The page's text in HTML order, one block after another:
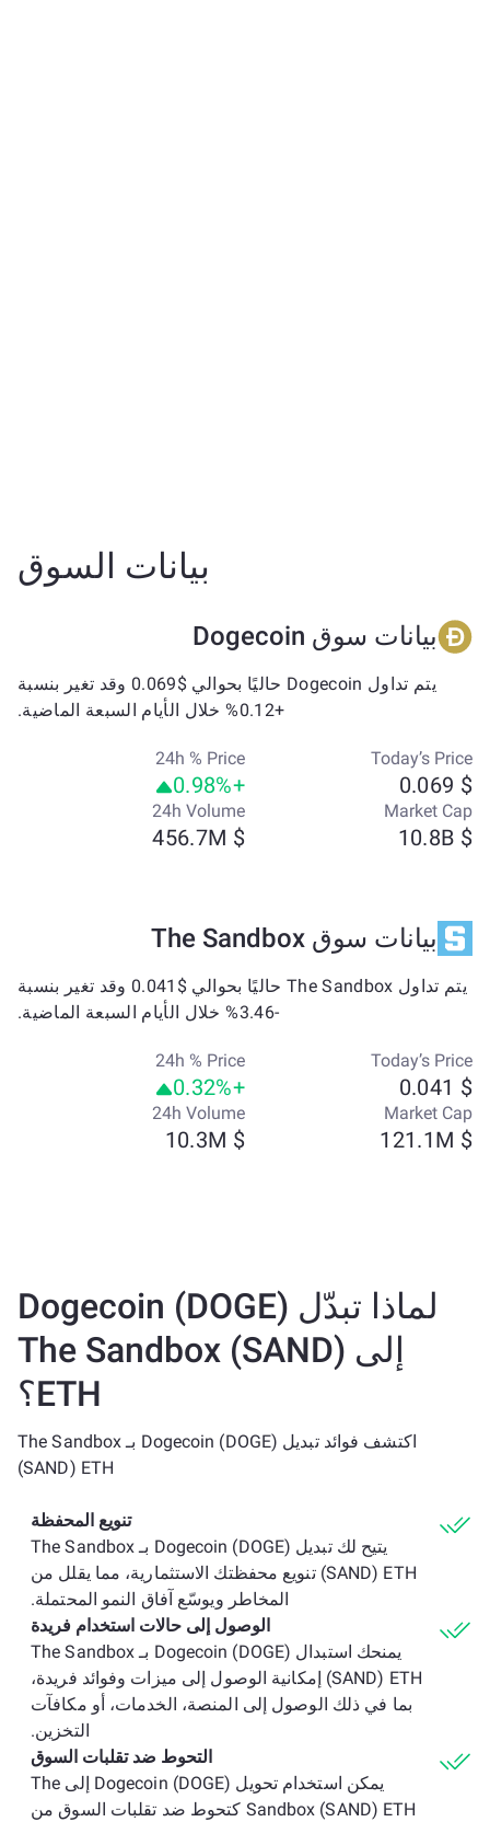
بيانات السوق
بيانات سوق Dogecoin
يتم تداول Dogecoin حاليًا بحوالي $0.069 وقد تغير بنسبة
+0.12% خلال الأيام السبعة الماضية.
Today’s Price
$ 0.069
24h % Price
+0.98%
Market Cap
$ 10.8B
24h Volume
$ 456.7M
بيانات سوق The Sandbox
يتم تداول The Sandbox حاليًا بحوالي $0.041 وقد تغير بنسبة
-3.46% خلال الأيام السبعة الماضية.
Today’s Price
$ 0.041
24h % Price
+0.32%
Market Cap
$ 121.1M
24h Volume
$ 10.3M
لماذا تبدّل Dogecoin (DOGE)
إلى The Sandbox (SAND)
ETH؟
اكتشف فوائد تبديل Dogecoin (DOGE) بـ The Sandbox
(SAND) ETH
تنويع المحفظة
يتيح لك تبديل Dogecoin (DOGE) بـ The Sandbox
(SAND) ETH تنويع محفظتك الاستثمارية، مما يقلل من
المخاطر ويوسّع آفاق النمو المحتملة.
الوصول إلى حالات استخدام فريدة
يمنحك استبدال Dogecoin (DOGE) بـ The Sandbox
(SAND) ETH إمكانية الوصول إلى ميزات وفوائد فريدة،
بما في ذلك الوصول إلى المنصة، الخدمات، أو مكافآت
التخزين.
التحوط ضد تقلبات السوق
يمكن استخدام تحويل Dogecoin (DOGE) إلى The
Sandbox (SAND) ETH كتحوط ضد تقلبات السوق من